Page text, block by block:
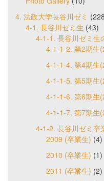
4. 法政大学長谷川ゼミ
4-1. 長谷川ゼミ生 (43)
4-1-1. 長谷川ゼミ生
4-1-1-2. 第2期生
4-1-1-4. 第4期生
4-1-1-5. 第5期生
4-1-1-6. 第6期生
4-1-1-7. 第7期生
4-1-2. 長谷川ゼミ卒
2009 (卒業生) (4)
2010 (卒業生) (1)
2011 (卒業生) (2)